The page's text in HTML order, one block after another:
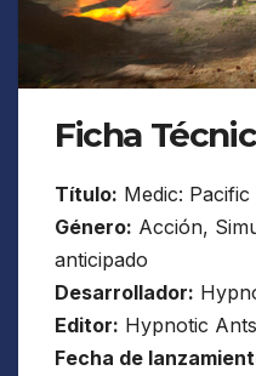
Ficha
Título: Medic: Pacific
Género: Acción,
anticipado
Desarrollador:
Editor: Hypnotic
Fecha de